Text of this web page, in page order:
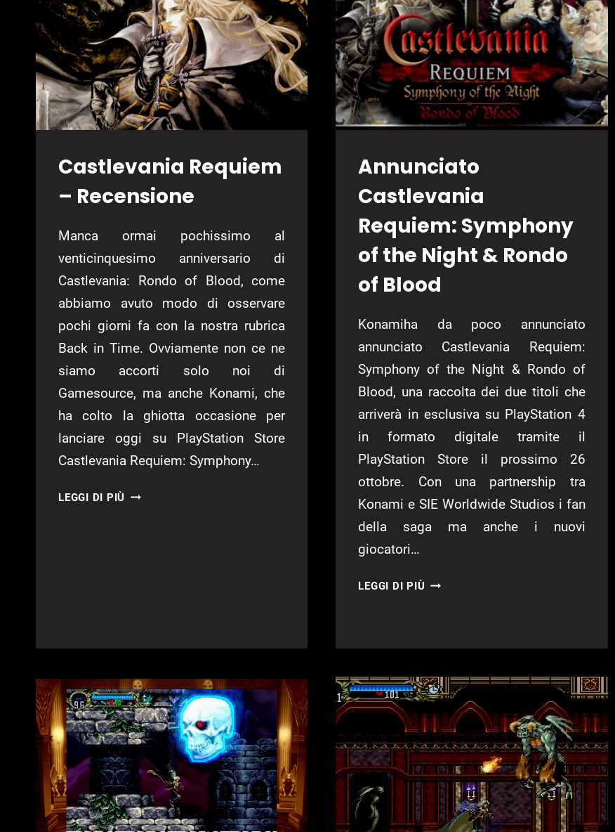
GOLD
LUGLIO
2019
Castlevania Requiem
– Recensione
Manca ormai pochissimo al
venticinquesimo anniversario di
Castlevania: Rondo of Blood, come
abbiamo avuto modo di osservare
pochi giorni fa con la nostra rubrica
Back in Time. Ovviamente non ce ne
siamo accorti solo noi di
Gamesource, ma anche Konami, che
ha colto la ghiotta occasione per
lanciare oggi su PlayStation Store
Castlevania Requiem: Symphony…
LEGGI DI PIÙ CASTLEVANIA
Annunciato
Castlevania
Requiem: Symphony
of the Night & Rondo
of Blood
Konamiha da poco annunciato
annunciato Castlevania Requiem:
Symphony of the Night & Rondo of
Blood, una raccolta dei due titoli che
arriverà in esclusiva su PlayStation 4
in formato digitale tramite il
PlayStation Store il prossimo 26
ottobre. Con una partnership tra
Konami e SIE Worldwide Studios i fan
della saga ma anche i nuovi
giocatori…
LEGGI DI PIÙ ANNUNCIATO
NIGHT
&
RONDO
OF
BLOOD